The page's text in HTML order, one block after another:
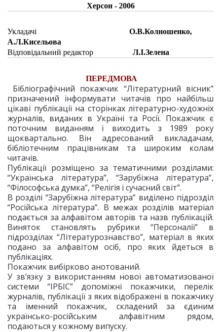
Херсон - 2006
Укладачі О.В.Колношенко,
А.Л.Кисельова
Відповідальний редактор Л.І.Зелена
ПЕРЕДМОВА
Бібліографічний покажчик “Літературний вісник”
призначений інформувати читачів про найбільш
цікаві публікації на сторінках літературно-художніх
журналів, виданих в Україні та Росії. Покажчик є
поточним виданням і виходить з 1989 року
щоквартально. Він адресований викладачам,
бібліотечним працівникам та широким колам
читачів.
Публікації розміщено за тематичними розділами:
“Українська література”, “Зарубіжна література”,
“Філософська думка”, “Релігія і сучасний світ”.
В розділі “Зарубіжна література” виділено підрозділ
“Російська література”. В межах розділів матеріал
подається за алфавітом авторів та назв публікацій.
Виняток становлять рубрики “Персоналії” в
підрозділах “Літературознавство”, матеріал в яких
подано за алфавітом осіб, про яких йдеться в
публікаціях.
Покажчик вибірково анотований.
У зв’язку з використанням нової автоматизованої
системи “ІРБІС” допоміжні покажчики, перелік
журналів, публікації з яких відображені в покажчику
та іменний покажчик, складений за єдиним
українсько-російським алфавітним рядом,
подаються у кожному випуску.